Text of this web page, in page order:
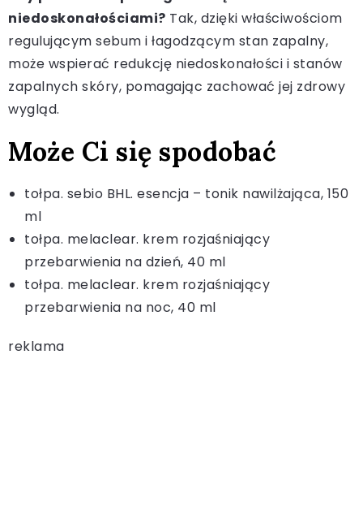
niedoskonałościami? Tak, dzięki właściwościom
regulującym sebum i łagodzącym stan zapalny,
może wspierać redukcję niedoskonałości i stanów
zapalnych skóry, pomagając zachować jej zdrowy
wygląd.
Może Ci się spodobać
tołpa. sebio BHL. esencja – tonik nawilżająca, 150
ml
tołpa. melaclear. krem rozjaśniający
przebarwienia na dzień, 40 ml
tołpa. melaclear. krem rozjaśniający
przebarwienia na noc, 40 ml
reklama